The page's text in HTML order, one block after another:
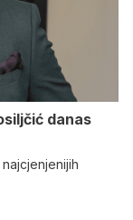
danas